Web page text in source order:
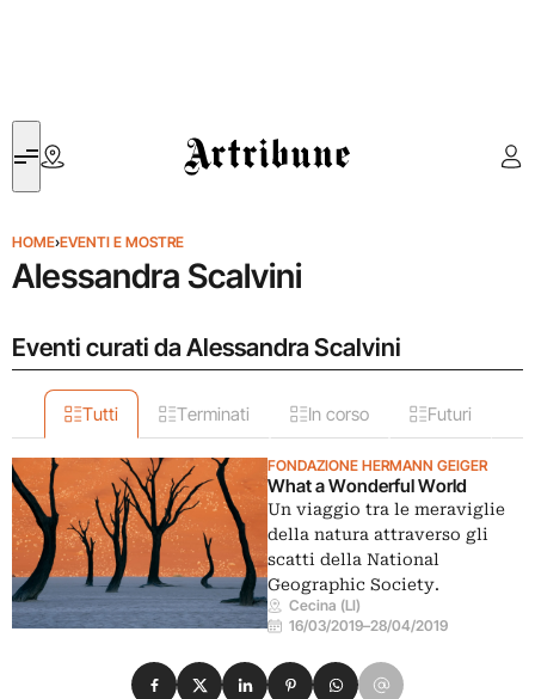
Artribune
HOME›EVENTI E MOSTRE
Alessandra Scalvini
Eventi curati da Alessandra Scalvini
Tutti Terminati In corso Futuri
FONDAZIONE HERMANN GEIGER
What a Wonderful World
Un viaggio tra le meraviglie
della natura attraverso gli
scatti della National
Geographic Society.
Cecina (LI)
16/03/2019–28/04/2019
Condividi su Facebook
Condividi su X
Condividi su LinkedIn
Condividi su Pinterest
Condividi su WhatsApp
Condividi su Email